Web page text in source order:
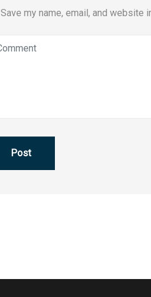
Save my name, email, and website